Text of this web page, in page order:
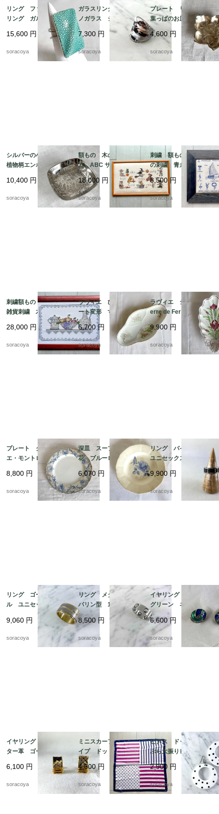
リング ファッション
リング ガルーシャ
スティングレイ エイ
革 スクウェアモチー
フ 9-10号フリーサイ
15,600 円
soracoya
ガラスリング ムラー
ノガラス シルバーベ
ース 12号 メタリッ
クカラー 12acen15-2
7,300 円
soracoya
プレート リーフ型
葉っぱのお皿 WMF
ぶどうの葉っぱ 12ot
em10
4,600 円
soracoya
シルバーの小物入れ
植物柄エンボス gelb
社製 シルバープレー
ト 12otec11
10,400 円
soracoya
額もの 木のフレー
ム ABC サンプラー
くま クロスステッ
チ 図案 クマの物
語 12oter11
18,000 円
soracoya
刺繍 額もの ヨット
の刺繍 青糸 青フレ
ーム 12otdg45-2
8,500円
soracoya
刺繍額もの キッチン
雑貨刺繍 木製フレー
ム ポット ボール
ピッチャー フルー
ツ 12oter19
28,000 円
soracoya
ラヴィエ ひし形プレ
ート変形 すずらん
前菜オードブル プチ
ガトー おやつ 19tw
m34
6,700円
soracoya
ラヴィエ シェル型 T
erre de Fer トゥール
ドフェール ペクソン
ヌ窯 19twm36-2
9,900 円
soracoya
プレート クレイユ・
エ・モントロー 平皿 蔦
レリーフ デザート
19twm84-1
8,800 円
soracoya
深皿 スープ皿 青
花 ブルーローズ ス
テンシル柄 ディゴワ
ン サルグミンヌ 19t
wm70-3
6,070円
soracoya
リング バイカラー
ユニセックス メン
ズ 20号 スカーフリ
ングとしても 12aceh
20-5
9,900 円
soracoya
リング ゴールドメタ
ル ユニセックス メ
ンズ 24号 スカーフ
リングとしても 12ac
9,060 円
soracoya
リング メタル タン
バリン型 18号 ファ
ッションリング スカ
ーフリングにも 12acc
8,500 円
soracoya
イヤリング 丸渦巻
グリーン ネイビー
エナメル加工 19ach8
6,600円
soracoya
イヤリング アリゲー
ター革 ゴールドカラ
ー スクウェア型 19
ach8-4
6,100 円
soracoya
ミニスカーフ ストラ
イプ ドット ビビッ
ド ピンク ネイビ
ー 12acdf20
4,600円
soracoya
ピアス ドット ぶら
ぶら大振りピアス 軽
くて大きいピアス 12
acce5
2,900 円
soracoya